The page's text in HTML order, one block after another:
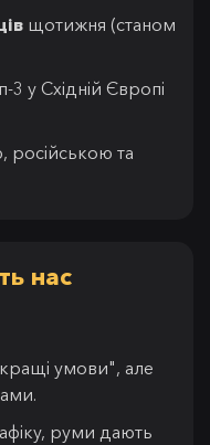
щотижня (станом
3 у Східній Європі
російською та
нас
умови", але
руми дають